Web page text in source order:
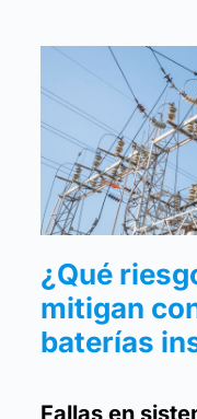
¿Qué
mitigan
baterías
Fallas en